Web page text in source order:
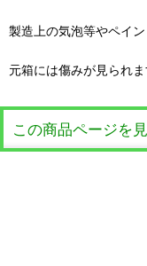
製造上の気泡等やペイ
元箱には傷みが見られ
この商品ページを